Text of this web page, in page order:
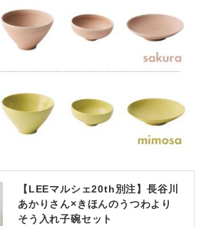
【LEEマルシェ20th別注】長谷川
あかりさん×きほんのうつわより
そう入れ子碗セット